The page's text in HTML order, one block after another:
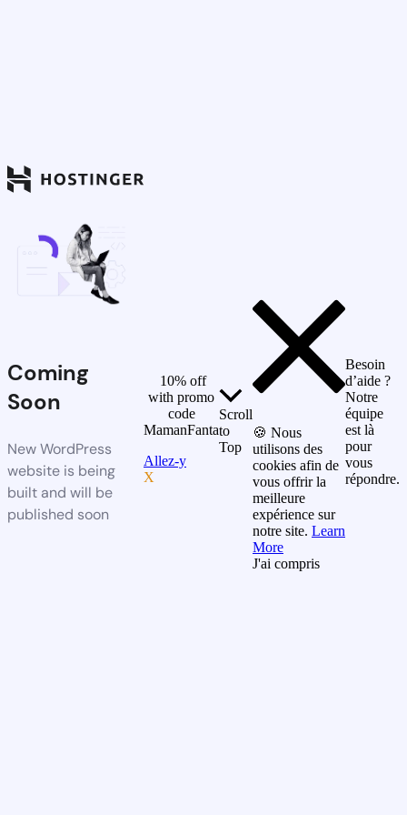
Coming
Soon
New WordPress
website is being
built and will be
published soon
10% off
with promo
code
MamanFanta
Allez-y
X
Scroll
to
Top
🍪 Nous
utilisons des
cookies afin de
vous offrir la
meilleure
expérience sur
notre site. Learn
More
J'ai compris
Besoin
d’aide ?
Notre
équipe
est là
pour
vous
répondre.